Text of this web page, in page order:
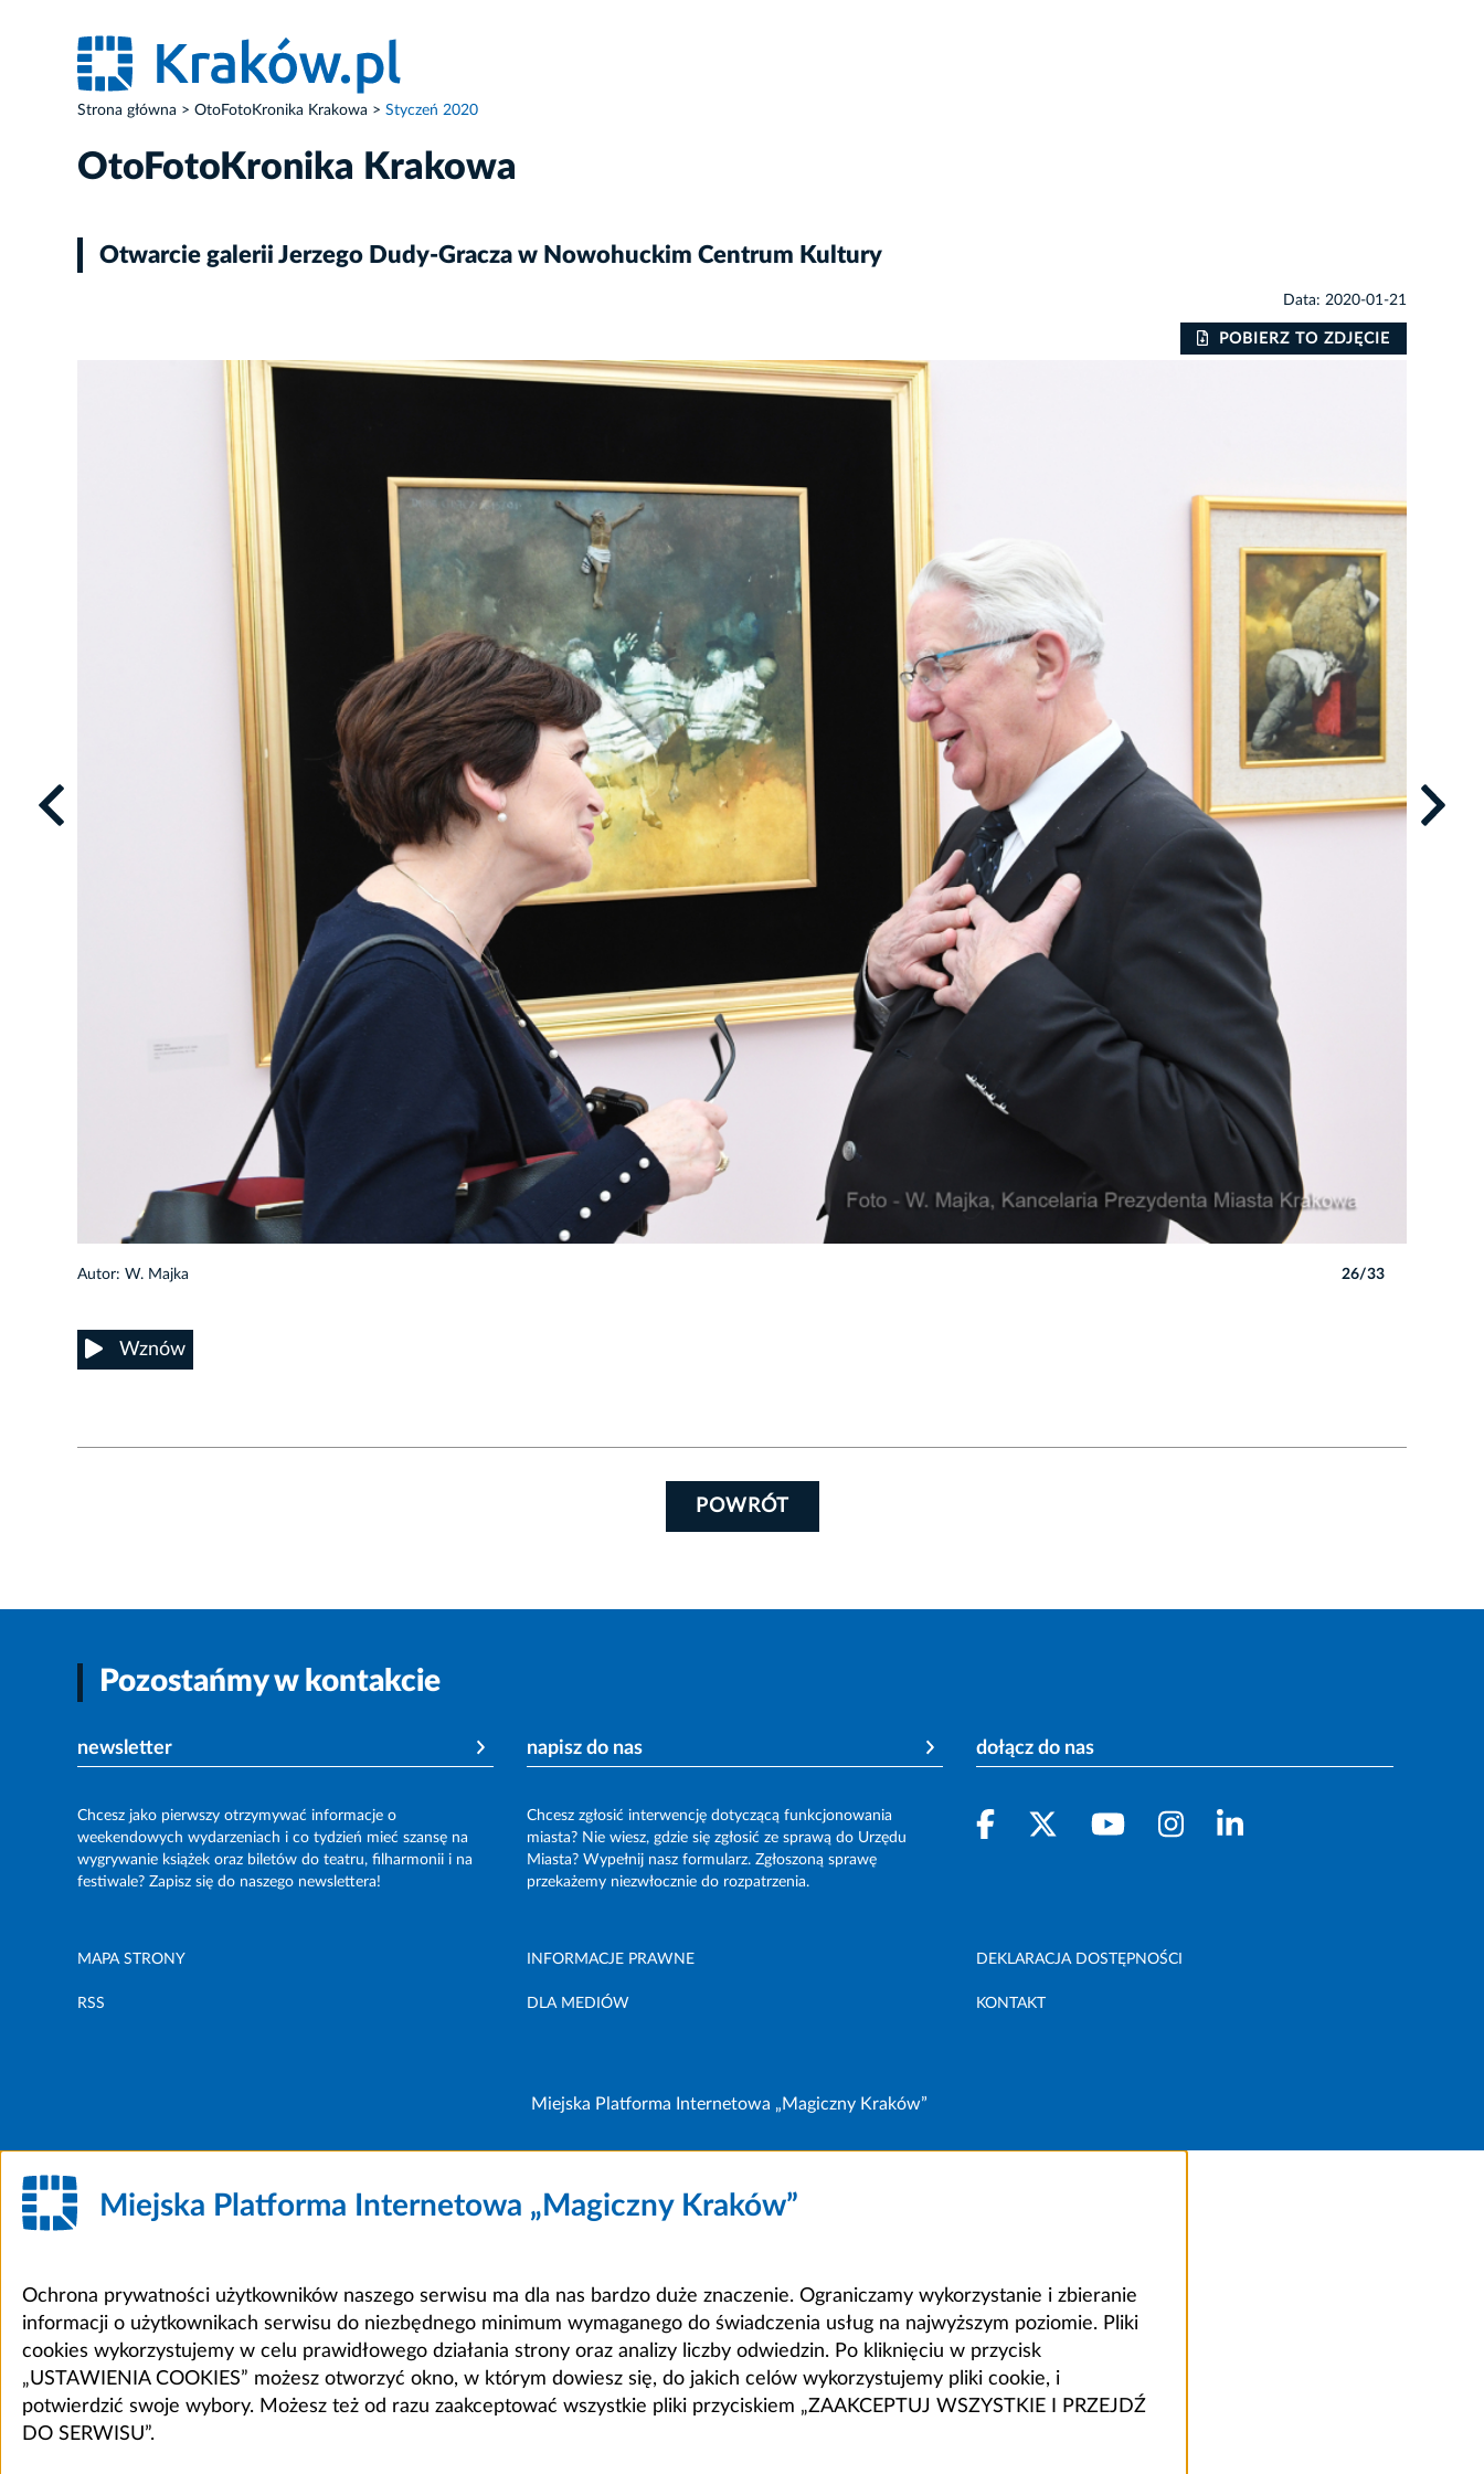
Strona główna OtoFotoKronika Krakowa Styczeń 2020
OtoFotoKronika Krakowa
Otwarcie galerii Jerzego Dudy-Gracza w Nowohuckim Centrum Kultury
Data: 2020-01-21
POBIERZ TO ZDJĘCIE
Autor: W. Majka 26/33
Wznów
POWRÓT
Pozostańmy w kontakcie
newsletter
Chcesz jako pierwszy otrzymywać informacje o
weekendowych wydarzeniach i co tydzień mieć szansę na
wygrywanie książek oraz biletów do teatru, filharmonii i na
festiwale? Zapisz się do naszego newslettera!
napisz do nas
Chcesz zgłosić interwencję dotyczącą funkcjonowania
miasta? Nie wiesz, gdzie się zgłosić ze sprawą do Urzędu
Miasta? Wypełnij nasz formularz. Zgłoszoną sprawę
przekażemy niezwłocznie do rozpatrzenia.
dołącz do nas
MAPA STRONY INFORMACJE PRAWNE DEKLARACJA DOSTĘPNOŚCI
RSS DLA MEDIÓW KONTAKT
Miejska Platforma Internetowa „Magiczny Kraków”
Miejska Platforma Internetowa „Magiczny Kraków”
Ochrona prywatności użytkowników naszego serwisu ma dla nas bardzo duże znaczenie. Ograniczamy wykorzystanie i zbieranie
informacji o użytkownikach serwisu do niezbędnego minimum wymaganego do świadczenia usług na najwyższym poziomie. Pliki
cookies wykorzystujemy w celu prawidłowego działania strony oraz analizy liczby odwiedzin. Po kliknięciu w przycisk
„USTAWIENIA COOKIES” możesz otworzyć okno, w którym dowiesz się, do jakich celów wykorzystujemy pliki cookie, i
potwierdzić swoje wybory. Możesz też od razu zaakceptować wszystkie pliki przyciskiem „ZAAKCEPTUJ WSZYSTKIE I PRZEJDŹ
DO SERWISU”.